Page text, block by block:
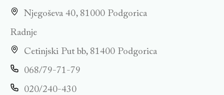
Njegoševa 40, 81000 Podgorica
Radnje
Cetinjski Put bb, 81400 Podgorica
068/79-71-79
020/240-430